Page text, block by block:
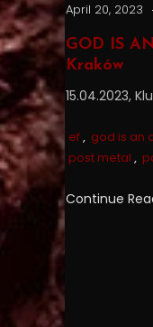
April 20, 2023
GOD IS
Kraków
15.04.2023,
ef, god is an
post metal ,
Continue